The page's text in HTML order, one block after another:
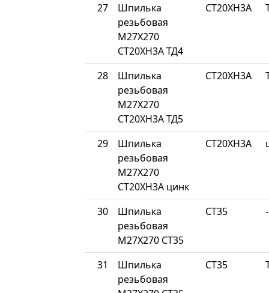
27
Шпилька
резьбовая
М27Х270
СТ20ХН3А ТД4
СТ20ХН3А
28
Шпилька
резьбовая
М27Х270
СТ20ХН3А ТД5
СТ20ХН3А
29
Шпилька
резьбовая
М27Х270
СТ20ХН3А цинк
СТ20ХН3А
30
Шпилька
резьбовая
М27Х270 СТ35
СТ35 -
31
Шпилька
резьбовая
СТ35